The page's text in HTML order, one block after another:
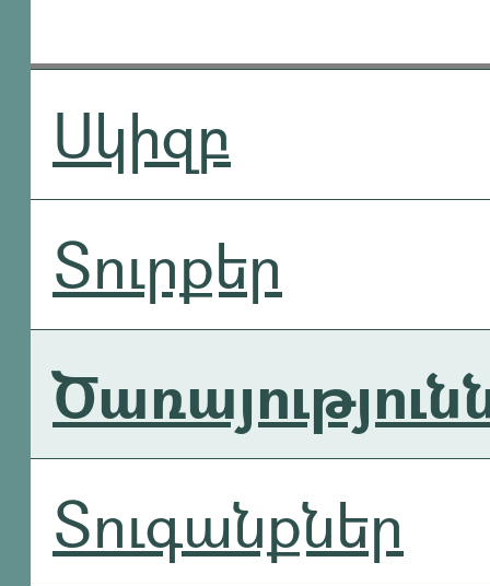
Սկիզբ
Տուրքեր
Տուգանքներ